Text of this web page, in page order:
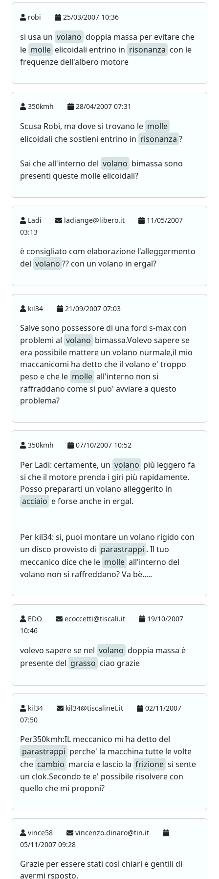
robi 25/03/2007 10:36
si usa un volano doppia massa per evitare che
le molle elicoidali entrino in risonanza con le
frequenze dell'albero motore
350kmh 28/04/2007 07:31
Scusa Robi, ma dove si trovano le molle
elicoidali che sostieni entrino in risonanza ?
Sai che all'interno del volano bimassa sono
presenti queste molle elicoidali?
Ladi ladiange@libero.it
11/05/2007
03:13
è consigliato com elaborazione l'alleggermento
del volano ?? con un volano in ergal?
kil34 21/09/2007 07:03
Salve sono possessore di una ford s-max con
problemi al volano bimassa.Volevo sapere se
era possibile mattere un volano nurmale,il mio
maccanicomi ha detto che il volano e' troppo
peso e che le molle all'interno non si
raffraddano come si puo' avviare a questo
problema?
350kmh 07/10/2007 10:52
Per Ladi: certamente, un volano più leggero fa
si che il motore prenda i giri più rapidamente.
Posso prepararti un volano alleggerito in
acciaio e forse anche in ergal.
Per kil34: si, puoi montare un volano rigido con
un disco provvisto di parastrappi . Il tuo
meccanico dice che le molle all'interno del
volano non si raffreddano? Va bè.....
EDO ecoccetti@tiscali.it
19/10/2007
10:46
volevo sapere se nel volano doppia massa è
presente del grasso ciao grazie
kil34 kil34@tiscalinet.it
02/11/2007
07:50
Per350kmh:IL meccanico mi ha detto del
parastrappi perche' la macchina tutte le volte
che cambio marcia e lascio la frizione si sente
un clok.Secondo te e' possibile risolvere con
quello che mi proponi?
vince58
vincenzo.dinaro@tin.it
05/11/2007 09:28
Grazie per essere stati così chiari e gentili di
avermi rsposto.